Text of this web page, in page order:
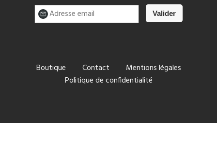
Boutique Contact
Mentions légales
Politique de confidentialité